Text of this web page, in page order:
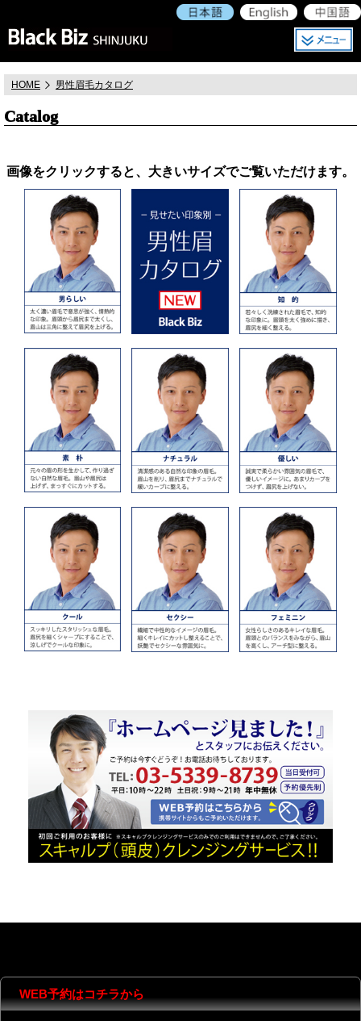
HOME 男性眉毛カタログ
Catalog
画像をクリックすると、大きいサイズでご覧いただけます。
WEB予約はコチラから